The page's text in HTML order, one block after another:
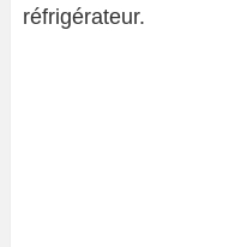
réfrigérateur.